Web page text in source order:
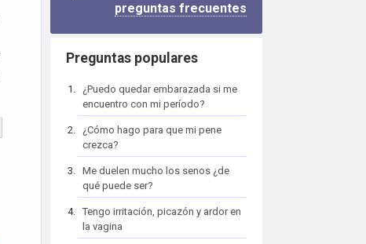
preguntas frecuentes
Preguntas populares
¿Puedo quedar embarazada si me
encuentro con mi período?
¿Cómo hago para que mi pene
crezca?
Me duelen mucho los senos ¿de
qué puede ser?
Tengo irritación, picazón y ardor en
la vagina